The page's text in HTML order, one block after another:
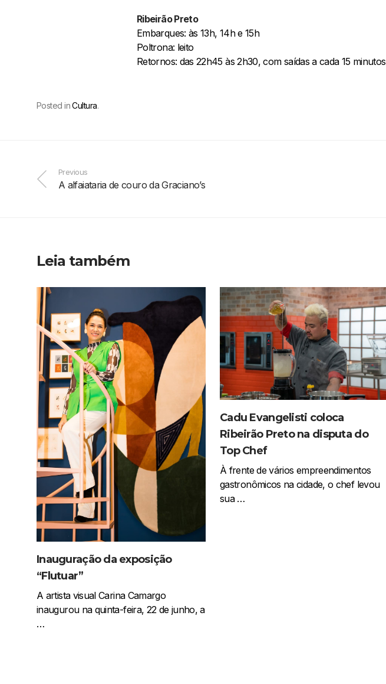
Ribeirão Preto
Embarques: às 13h, 14h e 15h
Poltrona: leito
Retornos: das 22h45 às 2h30, com saídas a cada 15 minutos
Posted inCultura.
Previous
A alfaiataria de couro da Graciano’s
Leia também
Inauguração da exposição
“Flutuar”
A artista visual Carina Camargo
inaugurou na quinta-feira, 22 de junho, a
…
Cadu Evangelisti coloca
Ribeirão Preto na disputa do
Top Chef
À frente de vários empreendimentos
gastronômicos na cidade, o chef levou
sua …